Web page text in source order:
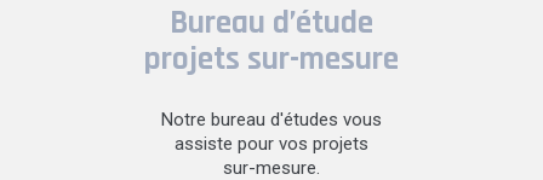
Bureau d’étude
projets sur-mesure
Notre bureau d'études vous
assiste pour vos projets
sur-mesure.